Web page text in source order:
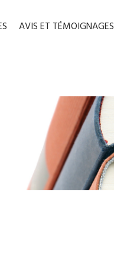
AVIS ET TÉMOIGNAGES